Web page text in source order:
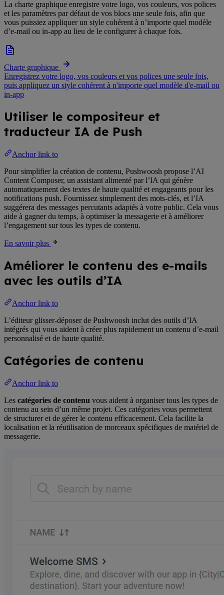
La charte graphique enregistre votre logo, vos couleurs, vos polices
et les paramètres par défaut de vos blocs une seule fois, afin que
vous puissiez appliquer un style cohérent à n’importe quel modèle
d’e-mail ou in-app au lieu de le configurer à chaque fois.
Charte graphique
Enregistrez votre logo, vos couleurs et vos polices une seule fois,
puis appliquez un style cohérent à n'importe quel modèle d'e-mail ou
in-app
Utiliser le compositeur et
traducteur IA de Push
Anchor link to
Pour simplifier la création de contenu, Pushwoosh propose l’AI
Content Composer, un assistant alimenté par l’IA qui génère
automatiquement des textes de haute qualité et engageants pour les
notifications push. Fournissez simplement des mots-clés, et l’IA
suggérera des messages percutants adaptés à votre public. Cela vous
aide à gagner du temps, à optimiser la messagerie et à améliorer
l’engagement sur tous les types de contenu.
En savoir plus
Améliorer le contenu des e-mails
avec les outils d’IA
Anchor link to
L’éditeur glisser-déposer de Pushwoosh inclut des outils d’IA
intégrés qui vous aident à créer plus rapidement un contenu d’e-mail
personnalisé et de haute qualité.
Catégories de contenu
Anchor link to
Les catégories de contenu vous aident à organiser tous les types de
contenu au sein d’un même projet. Ces catégories vous permettent
de structurer et de gérer le contenu efficacement. Cela facilite la
localisation et la réutilisation de morceaux spécifiques de matériel de
messagerie.